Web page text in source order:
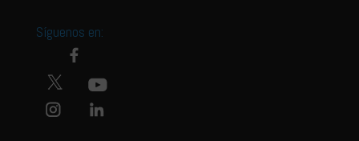
Síguenos en: